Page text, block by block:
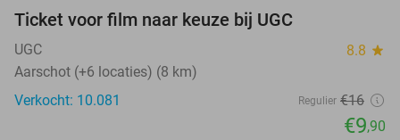
Ticket voor film naar keuze bij UGC
UGC 8.8 star
Aarschot (+6 locaties) (8 km)
Verkocht: 10.081
Regulier €16
€9,90